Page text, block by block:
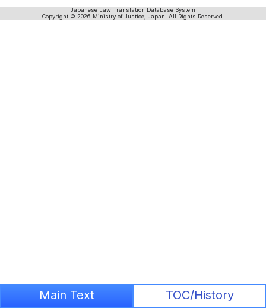
Japanese Law Translation Database System
Copyright © 2026 Ministry of Justice, Japan. All Rights Reserved.
Main Text TOC/History